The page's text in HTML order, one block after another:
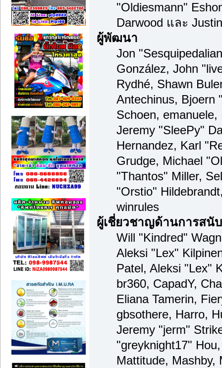
"Oldiesmann"
Darwood และ
ผู้พัฒนา
Jon
González, John
Rydhé, Shawn
Antechinus, Bjoern
Schoen,
Jeremy "SleePy"
Hernandez, Karl
Grudge, Michael
"Thantos" Miller,
"Orstio"
winrules
ผู้เชี่ยวชาญด้านการสนั
Will "Kindred"
Aleksi "Lex"
Patel, Aleksi "Lex"
br360, CapadY,
Eliana Tamerin,
gbsothere, Harro,
Jeremy "jerm"
"greyknight17"
Mattitude, Mashby,